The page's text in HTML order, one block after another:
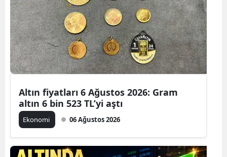
Altın fiyatları 6 Ağustos 2026: Gram
altın 6 bin 523 TL’yi aştı
Ekonomi 06 Ağustos 2026